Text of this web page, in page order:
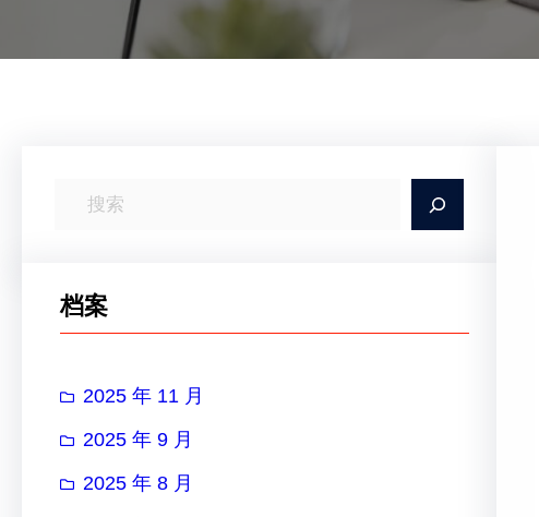
档案
2025 年 11 月
2025 年 9 月
2025 年 8 月